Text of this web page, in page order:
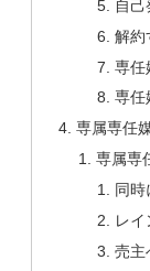
自
解約
専任
専任
専属専任
専属専
同時
レイ
売主